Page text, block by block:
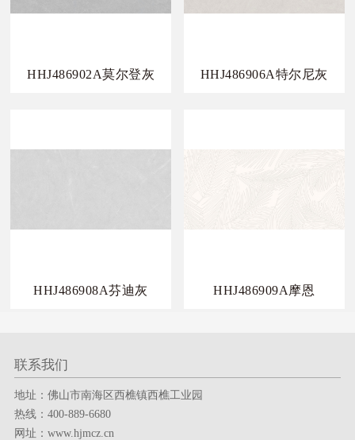
HHJ486902A莫尔登灰 HHJ486906A特尔尼灰
HHJ486908A芬迪灰 HHJ486909A摩恩
联系我们
地址：佛山市南海区西樵镇西樵工业园
热线：400-889-6680
网址：www.hjmcz.cn